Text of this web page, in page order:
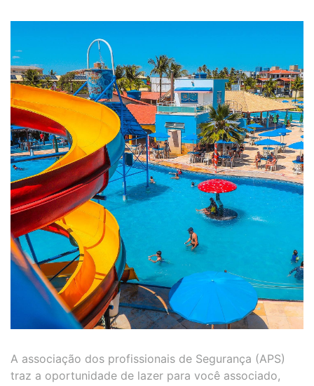
A associação dos profissionais de Segurança (APS)
traz a oportunidade de lazer para você associado,